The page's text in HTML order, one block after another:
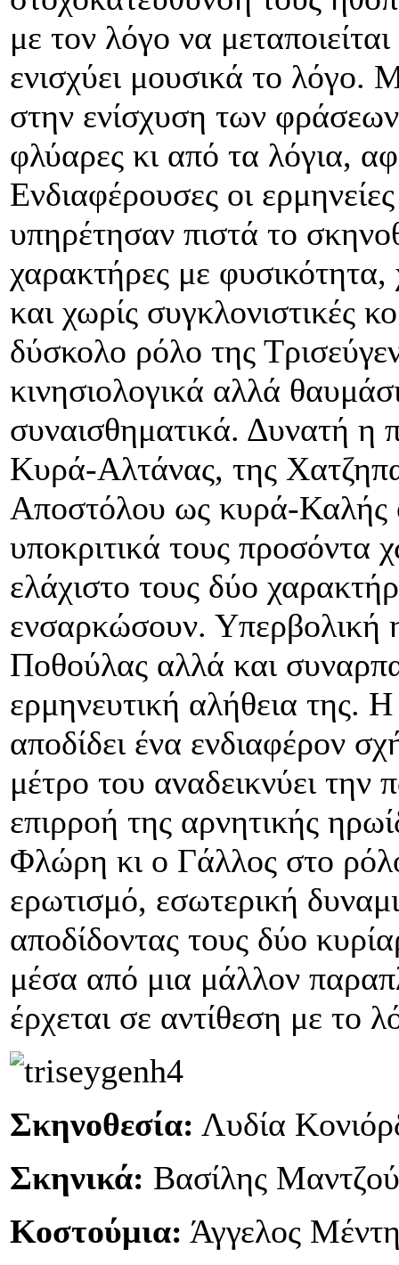
με τον λόγο να
ενισχύει μουσικά το λόγο.
στην ενίσχυση των
φλύαρες κι από τα λόγια,
Ενδιαφέρουσες οι
υπηρέτησαν πιστά το
χαρακτήρες με φυσικότητα,
και χωρίς συγκλονιστικές
δύσκολο ρόλο της
κινησιολογικά αλλά
συναισθηματικά. Δυνατή η
Κυρά-Αλτάνας, της
Αποστόλου ως κυρά-Καλής
υποκριτικά τους προσόντα
ελάχιστο τους δύο
ενσαρκώσουν. Υπερβολική
Ποθούλας αλλά και
ερμηνευτική αλήθεια της.
αποδίδει ένα ενδιαφέρον
μέτρο του αναδεικνύει
επιρροή της αρνητικής
Φλώρη κι ο Γάλλος στο
ερωτισμό, εσωτερική
αποδίδοντας τους δύο
μέσα από μια μάλλον
έρχεται σε αντίθεση με το
Σκηνοθεσία: Λυδία
Σκηνικά: Βασίλης
Κοστούμια: Άγγελος